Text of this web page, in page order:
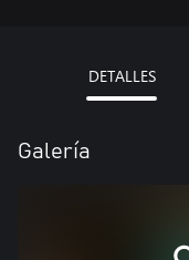
DETALLES
Galería